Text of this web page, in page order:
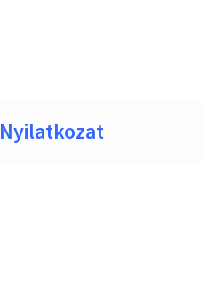
Nyilatkozat